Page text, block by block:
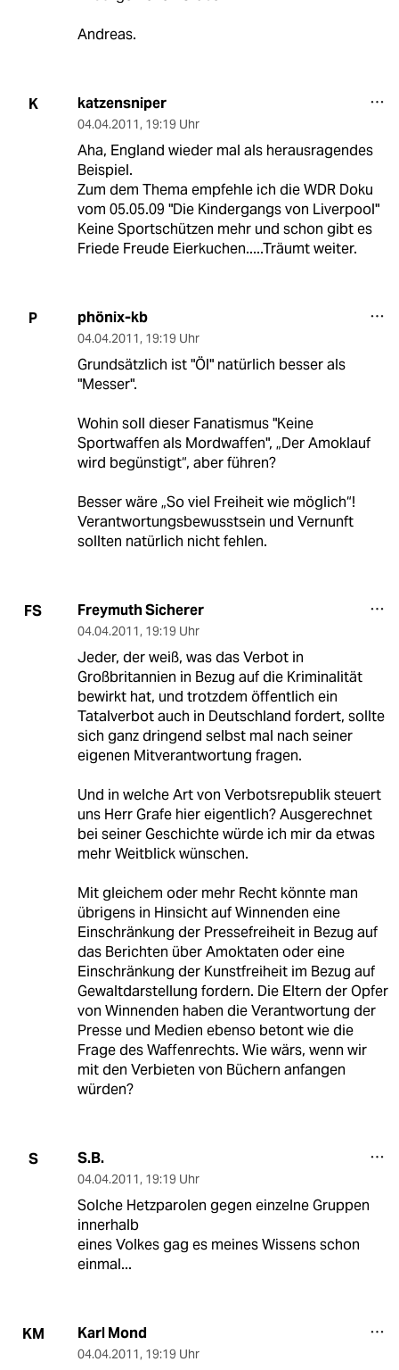
Andreas.
K katzensniper
04.04.2011, 19:19 Uhr
Aha, England wieder mal als herausragendes
Beispiel.
Zum dem Thema empfehle ich die WDR Doku
vom 05.05.09 "Die Kindergangs von Liverpool"
Keine Sportschützen mehr und schon gibt es
Friede Freude Eierkuchen.....Träumt weiter.
P phönix-kb
04.04.2011, 19:19 Uhr
Grundsätzlich ist "Öl" natürlich besser als
"Messer".
Wohin soll dieser Fanatismus "Keine
Sportwaffen als Mordwaffen", „Der Amoklauf
wird begünstigt“, aber führen?
Besser wäre „So viel Freiheit wie möglich“!
Verantwortungsbewusstsein und Vernunft
sollten natürlich nicht fehlen.
FS Freymuth Sicherer
04.04.2011, 19:19 Uhr
Jeder, der weiß, was das Verbot in
Großbritannien in Bezug auf die Kriminalität
bewirkt hat, und trotzdem öffentlich ein
Tatalverbot auch in Deutschland fordert, sollte
sich ganz dringend selbst mal nach seiner
eigenen Mitverantwortung fragen.
Und in welche Art von Verbotsrepublik steuert
uns Herr Grafe hier eigentlich? Ausgerechnet
bei seiner Geschichte würde ich mir da etwas
mehr Weitblick wünschen.
Mit gleichem oder mehr Recht könnte man
übrigens in Hinsicht auf Winnenden eine
Einschränkung der Pressefreiheit in Bezug auf
das Berichten über Amoktaten oder eine
Einschränkung der Kunstfreiheit im Bezug auf
Gewaltdarstellung fordern. Die Eltern der Opfer
von Winnenden haben die Verantwortung der
Presse und Medien ebenso betont wie die
Frage des Waffenrechts. Wie wärs, wenn wir
mit den Verbieten von Büchern anfangen
würden?
S S.B.
04.04.2011, 19:19 Uhr
Solche Hetzparolen gegen einzelne Gruppen
innerhalb
eines Volkes gag es meines Wissens schon
einmal...
KM Karl Mond
04.04.2011, 19:19 Uhr